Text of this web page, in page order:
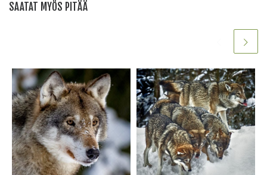
SAATAT MYÖS PITÄÄ